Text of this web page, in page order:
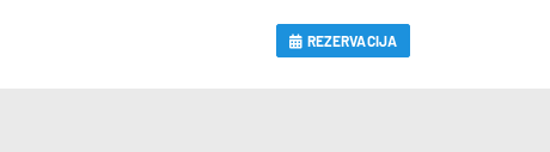
REZERVACIJA